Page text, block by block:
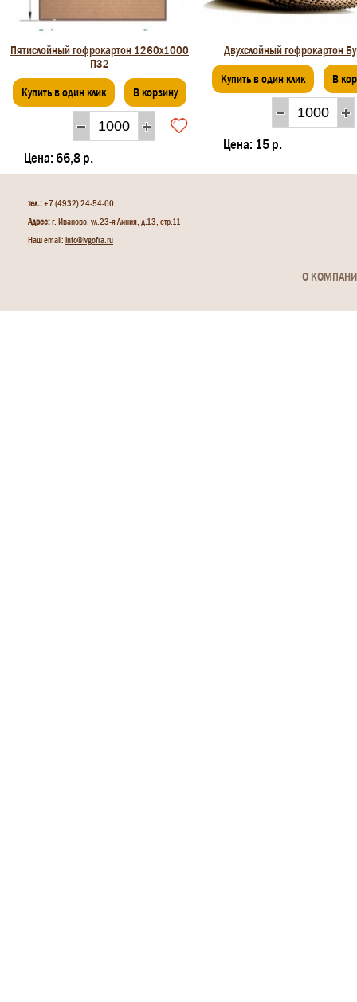
Пятислойный гофрокартон 1260x1000
П32
Купить в один клик В корзину
Цена: 66,8 р.
Двухслойный гофрокартон
Купить в один клик В
Цена: 15 р.
тел.:+7 (4932) 24-54-00
Адрес:г. Иваново, ул.23-я Линия, д.13, стр.11
Наш email: info@ivgofra.ru
О